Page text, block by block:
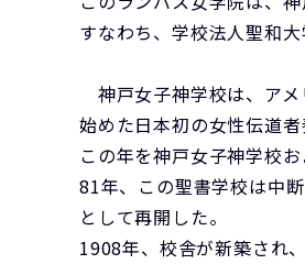
すなわち、学校法人聖和
神戸女子神学校は、ア
始めた日本初の女性伝道
この年を神戸女子神学校
81年、この聖書学校は中
として再開した。
1908年、校舎が新築され